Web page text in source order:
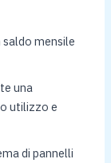
mensile
una
utilizzo e
di pannelli